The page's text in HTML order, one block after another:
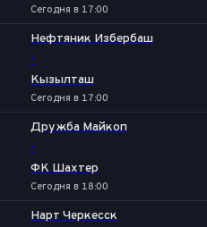
Сегодня в 17:00
Нефтяник Избербаш
-
Кызылташ
Сегодня в 17:00
Дружба Майкоп
-
ФК Шахтер
Сегодня в 18:00
Нарт Черкесск